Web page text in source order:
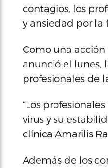
contagios, los
y ansiedad por la
Como una acción
anunció el lunes,
profesionales de
“Los
virus y su
clínica Amarilis
Además de los